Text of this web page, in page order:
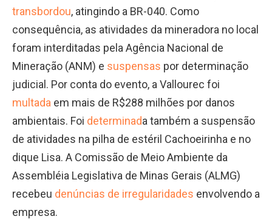
transbordou, atingindo a BR-040. Como
consequência, as atividades da mineradora no local
foram interditadas pela Agência Nacional de
Mineração (ANM) e suspensas por determinação
judicial. Por conta do evento, a Vallourec foi
multada em mais de R$288 milhões por danos
ambientais. Foi determinada também a suspensão
de atividades na pilha de estéril Cachoeirinha e no
dique Lisa. A Comissão de Meio Ambiente da
Assembléia Legislativa de Minas Gerais (ALMG)
recebeu denúncias de irregularidades envolvendo a
empresa.